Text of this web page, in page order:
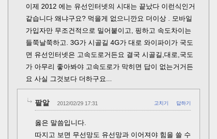
이제 2012 에는 유선인터넷의 시대는 끝났다 이런식인거
같습니다 왜냐구요? 먹을게 없으니깐요 더이상 . 모바일
가입자만 무조건적으로 밀어붙이고, 핑하고 속도차이는
들쭉날쭉하고. 3G가 시골길 4G가 대로 와이파이가 국도
면 유선인터넷은 고속도로거든요 결국 시골길,대로,국도
가 아무리 좋아봐야 고속도로가 막히면 답이 없는거거든
요 사실 그것보다 더하구요...
팥알 2012/02/29 17:31 고치기 답하기
옳은 말씀입니다.
따지고 보면 무선망도 유선망과 이어져야 힘을 쓸 수